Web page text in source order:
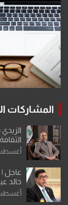
المشاركات
الثقافة
أغسطس 6,
عاجل |
خالد
أغسطس 6,